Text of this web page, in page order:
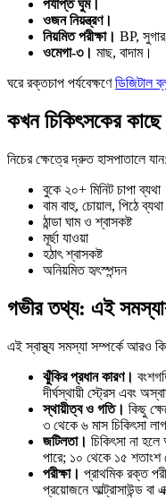
পর্যাপ্ত ঘুম।
ওজন নিয়ন্ত্রণ।
নিয়মিত পরীক্ষা। BP,
ওমেগা-৩। মাছ, বাদাম।
ঘরে রক্তচাপ পর্যবেক্ষণেডিজিটাল
কখন চিকিৎসকের কাছে
নিচের ক্ষেত্রে দ্রুত হাসপাতালে যান:
বুকে ২০+ মিনিট চাপা ব্যথা
বাম বাহু, চোয়াল, পিঠে ব্যথা
ঠান্ডা ঘাম ও শ্বাসকষ্ট
মূর্ছা যাওয়া
হঠাৎ শ্বাসকষ্ট
অনিয়মিত হৃৎস্পন্দন
গভীর তথ্য: এই
এই স্বাস্থ্য সমস্যা সম্পর্কে আরও
ঝুঁকির প্রধান কারণ।
দীর্ঘস্থায়ী স্ট্রেস এবং
স্থায়ীত্ব ও গতি। কিছু
৩ থেকে ৬ মাস চিকিৎসা
জটিলতা। চিকিৎসা না
পারে; ১০ থেকে ১৫ শতাংশ
পরীক্ষা। প্রাথমিক রক্ত
প্রয়োজনে আল্ট্রাসাউন্ড বা